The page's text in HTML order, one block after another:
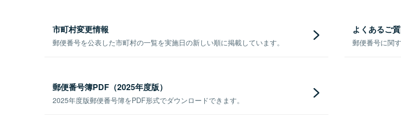
市町村変更情報
郵便番号を公表した市町村の一覧を実施日の新しい順に掲載しています。
よくあるご
郵便番号に関
郵便番号簿PDF（2025年度版）
2025年度版郵便番号簿をPDF形式でダウンロードできます。